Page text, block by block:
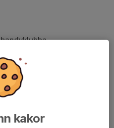
kakor